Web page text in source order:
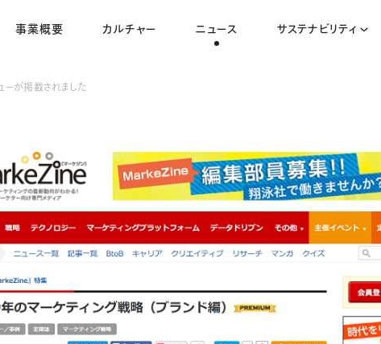
事業概要 カルチャー ニュース サステナビリティ
が掲載されました